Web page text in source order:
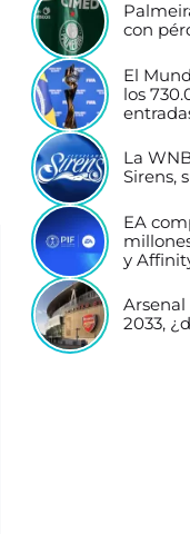
con
El
los
La
Sirens,
EA
y
Arsenal
2033,